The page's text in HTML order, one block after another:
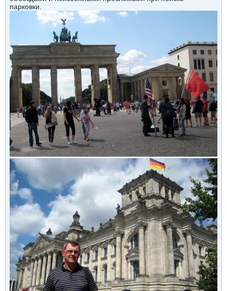
парковки.